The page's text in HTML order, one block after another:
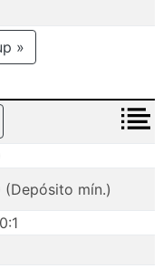
»
(Depósito mín.)